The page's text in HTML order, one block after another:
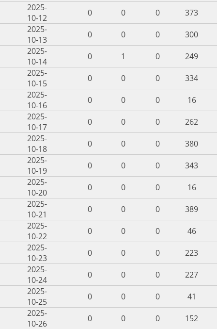
2025-
10-12
0 0 0
373
2025-
10-13
0 0 0
300
2025-
10-14
0 1 0
249
2025-
10-15
0 0 0
334
2025-
10-16
0 0 0
16
2025-
10-17
0 0 0
262
2025-
10-18
0 0 0
380
2025-
10-19
0 0 0
343
2025-
10-20
0 0 0
16
2025-
10-21
0 0 0
389
2025-
10-22
0 0 0
46
2025-
10-23
0 0 0
223
2025-
10-24
0 0 0
227
2025-
10-25
0 0 0
41
2025-
10-26
0 0 0 152